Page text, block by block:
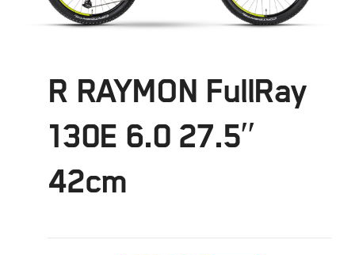
R RAYMON FullRay
130E 6.0 27.5″
42cm